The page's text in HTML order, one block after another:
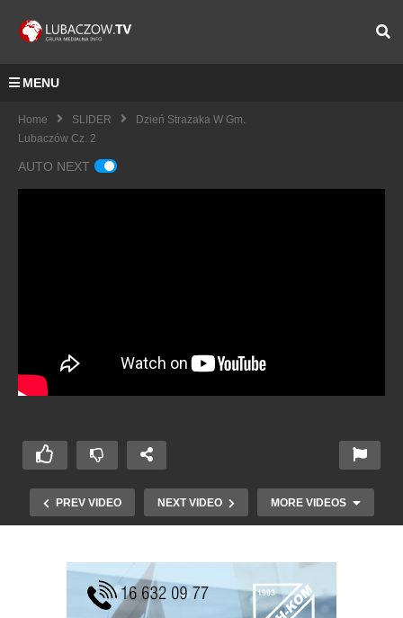
MENU
Home SLIDER
Dzień Strażaka W Gm.
Lubaczów Cz. 2
AUTO NEXT
PREV VIDEO NEXT VIDEO MORE VIDEOS